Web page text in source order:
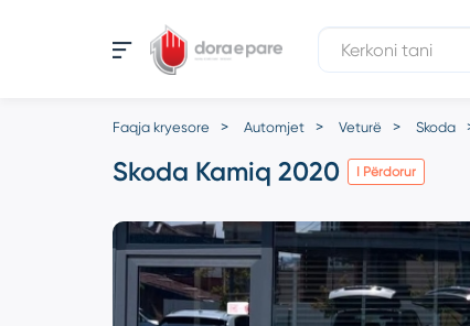
Faqja kryesore Automjet Veturë Skoda
Skoda Kamiq 2020 I Përdorur